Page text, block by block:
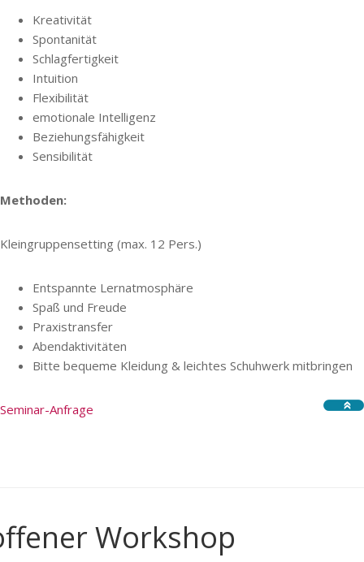
Kreativität
Spontanität
Schlagfertigkeit
Intuition
Flexibilität
emotionale Intelligenz
Beziehungsfähigkeit
Sensibilität
Methoden:
Kleingruppensetting (max. 12 Pers.)
Entspannte Lernatmosphäre
Spaß und Freude
Praxistransfer
Abendaktivitäten
Bitte bequeme Kleidung & leichtes Schuhwerk mitbringen
Seminar-Anfrage
Workshop